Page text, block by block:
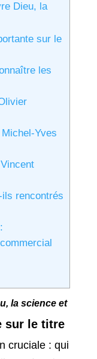
Dieu, la
sur le
les
Yves
rencontrés
la science et
sur le titre
cruciale : qui